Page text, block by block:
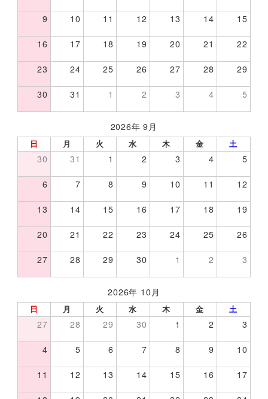
9 10 11 12 13 14 15
16 17 18 19 20 21 22
23 24 25 26 27 28 29
30 31 1 2 3 4 5
2026年 9月
日 月 火 水 木 金 土
30 31 1 2 3 4 5
6 7 8 9 10 11 12
13 14 15 16 17 18 19
20 21 22 23 24 25 26
27 28 29 30 1 2 3
2026年 10月
日 月 火 水 木 金 土
27 28 29 30 1 2 3
4 5 6 7 8 9 10
11 12 13 14 15 16 17